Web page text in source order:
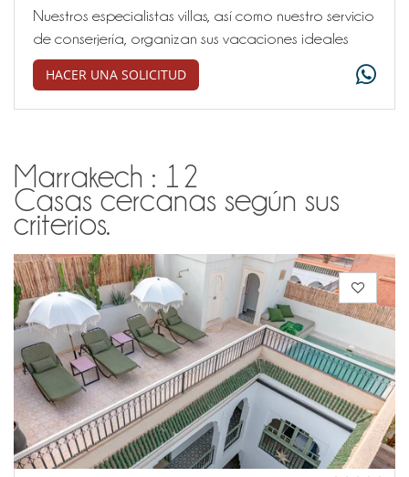
Nuestros especialistas villas, así como nuestro servicio
de conserjería, organizan sus vacaciones ideales
HACER UNA SOLICITUD
Marrakech : 12
Casas cercanas según sus
criterios.